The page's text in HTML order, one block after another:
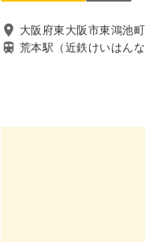
大阪府東大阪市東鴻池
荒本駅（近鉄けいはんな